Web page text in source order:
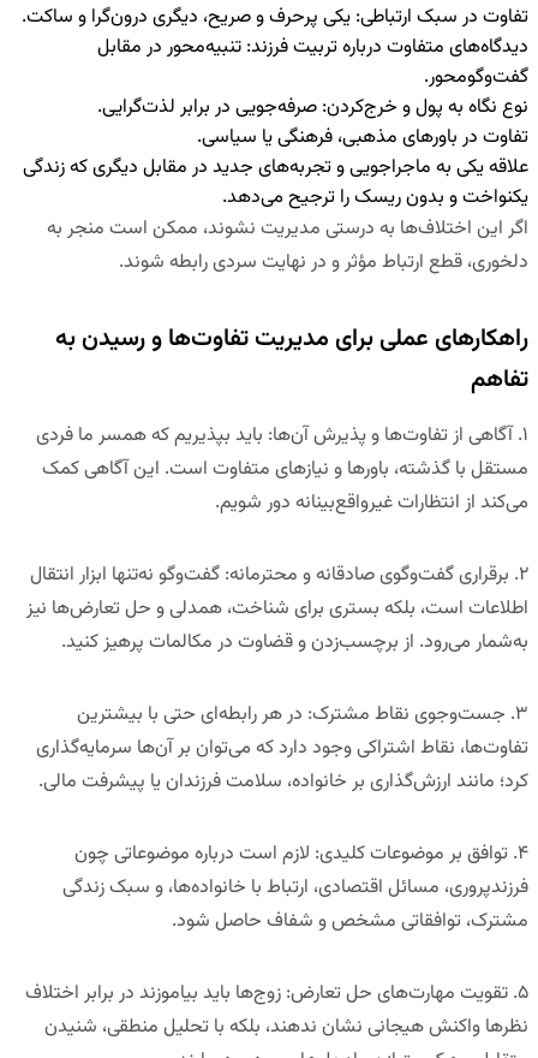
تفاوت در سبک ارتباطی: یکی پرحرف و صریح، دیگری درون‌گرا و ساکت.
دیدگاه‌های متفاوت درباره تربیت فرزند: تنبیه‌محور در مقابل
گفت‌وگو‌محور.
نوع نگاه به پول و خرج‌کردن: صرفه‌جویی در برابر لذت‌گرایی.
تفاوت در باورهای مذهبی، فرهنگی یا سیاسی.
علاقه یکی به ماجراجویی و تجربه‌های جدید در مقابل دیگری که زندگی
یکنواخت و بدون ریسک را ترجیح می‌دهد.
اگر این اختلاف‌ها به درستی مدیریت نشوند، ممکن است منجر به
دلخوری، قطع ارتباط مؤثر و در نهایت سردی رابطه شوند.
راهکارهای عملی برای مدیریت تفاوت‌ها و رسیدن به
تفاهم
۱. آگاهی از تفاوت‌ها و پذیرش آن‌ها: باید بپذیریم که همسر ما فردی
مستقل با گذشته، باورها و نیازهای متفاوت است. این آگاهی کمک
می‌کند از انتظارات غیرواقع‌بینانه دور شویم.
۲. برقراری گفت‌وگوی صادقانه و محترمانه: گفت‌وگو نه‌تنها ابزار انتقال
اطلاعات است، بلکه بستری برای شناخت، همدلی و حل تعارض‌ها نیز
به‌شمار می‌رود. از برچسب‌زدن و قضاوت در مکالمات پرهیز کنید.
۳. جست‌وجوی نقاط مشترک: در هر رابطه‌ای حتی با بیشترین
تفاوت‌ها، نقاط اشتراکی وجود دارد که می‌توان بر آن‌ها سرمایه‌گذاری
کرد؛ مانند ارزش‌گذاری بر خانواده، سلامت فرزندان یا پیشرفت مالی.
۴. توافق بر موضوعات کلیدی: لازم است درباره موضوعاتی چون
فرزندپروری، مسائل اقتصادی، ارتباط با خانواده‌ها، و سبک زندگی
مشترک، توافقاتی مشخص و شفاف حاصل شود.
۵. تقویت مهارت‌های حل تعارض: زوج‌ها باید بیاموزند در برابر اختلاف
نظرها واکنش هیجانی نشان ندهند، بلکه با تحلیل منطقی، شنیدن